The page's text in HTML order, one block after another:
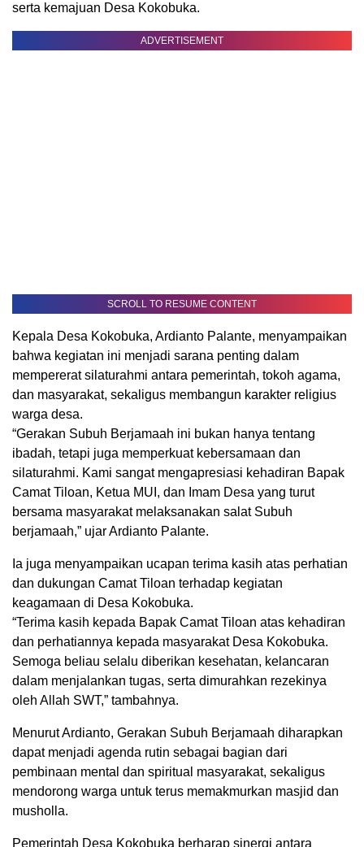
serta kemajuan Desa Kokobuka.
ADVERTISEMENT
SCROLL TO RESUME CONTENT
Kepala Desa Kokobuka, Ardianto Palante, menyampaikan
bahwa kegiatan ini menjadi sarana penting dalam
mempererat silaturahmi antara pemerintah, tokoh agama,
dan masyarakat, sekaligus membangun karakter religius
warga desa.
“Gerakan Subuh Berjamaah ini bukan hanya tentang
ibadah, tetapi juga memperkuat kebersamaan dan
silaturahmi. Kami sangat mengapresiasi kehadiran Bapak
Camat Tiloan, Ketua MUI, dan Imam Desa yang turut
bersama masyarakat melaksanakan salat Subuh
berjamaah,” ujar Ardianto Palante.
Ia juga menyampaikan ucapan terima kasih atas perhatian
dan dukungan Camat Tiloan terhadap kegiatan
keagamaan di Desa Kokobuka.
“Terima kasih kepada Bapak Camat Tiloan atas kehadiran
dan perhatiannya kepada masyarakat Desa Kokobuka.
Semoga beliau selalu diberikan kesehatan, kelancaran
dalam menjalankan tugas, serta dimurahkan rezekinya
oleh Allah SWT,” tambahnya.
Menurut Ardianto, Gerakan Subuh Berjamaah diharapkan
dapat menjadi agenda rutin sebagai bagian dari
pembinaan mental dan spiritual masyarakat, sekaligus
mendorong warga untuk terus memakmurkan masjid dan
musholla.
Pemerintah Desa Kokobuka berharap sinergi antara